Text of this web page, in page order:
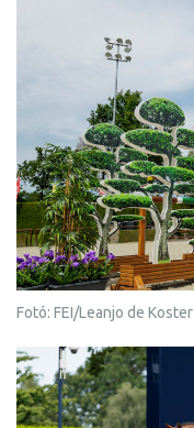
Fotó: FEI/Leanjo de Koster